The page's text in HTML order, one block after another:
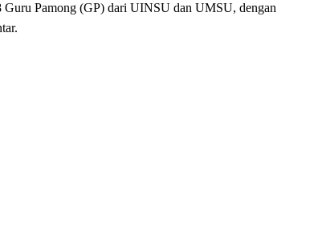
Pamong (GP) dari UINSU dan UMSU, dengan